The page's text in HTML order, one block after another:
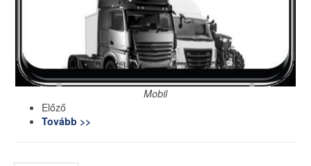
Mobil
Előző
Tovább >>